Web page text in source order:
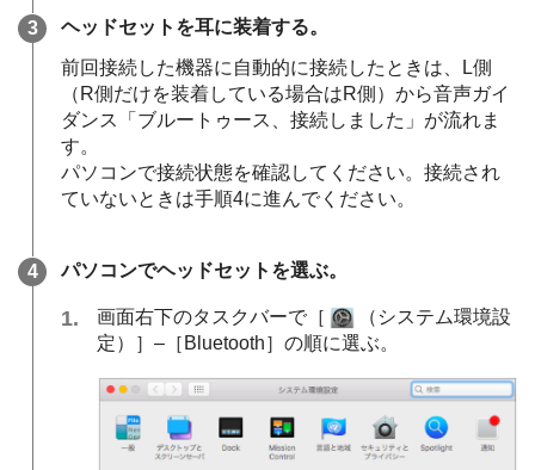
ヘッドセットを耳に装着する。
前回接続した機器に自動的に接続したときは、L側
（R側だけを装着している場合はR側）から音声ガイ
ダンス
「ブルートゥース、接続しました」 が流れま
す。
パソコンで接続状態を確認してください。接続され
ていないときは手順4に進んでください。
パソコンでヘッドセットを選ぶ。
画面右下のタスクバーで［ （ システム環境設
定）］–［ Bluetooth］の順に選ぶ。